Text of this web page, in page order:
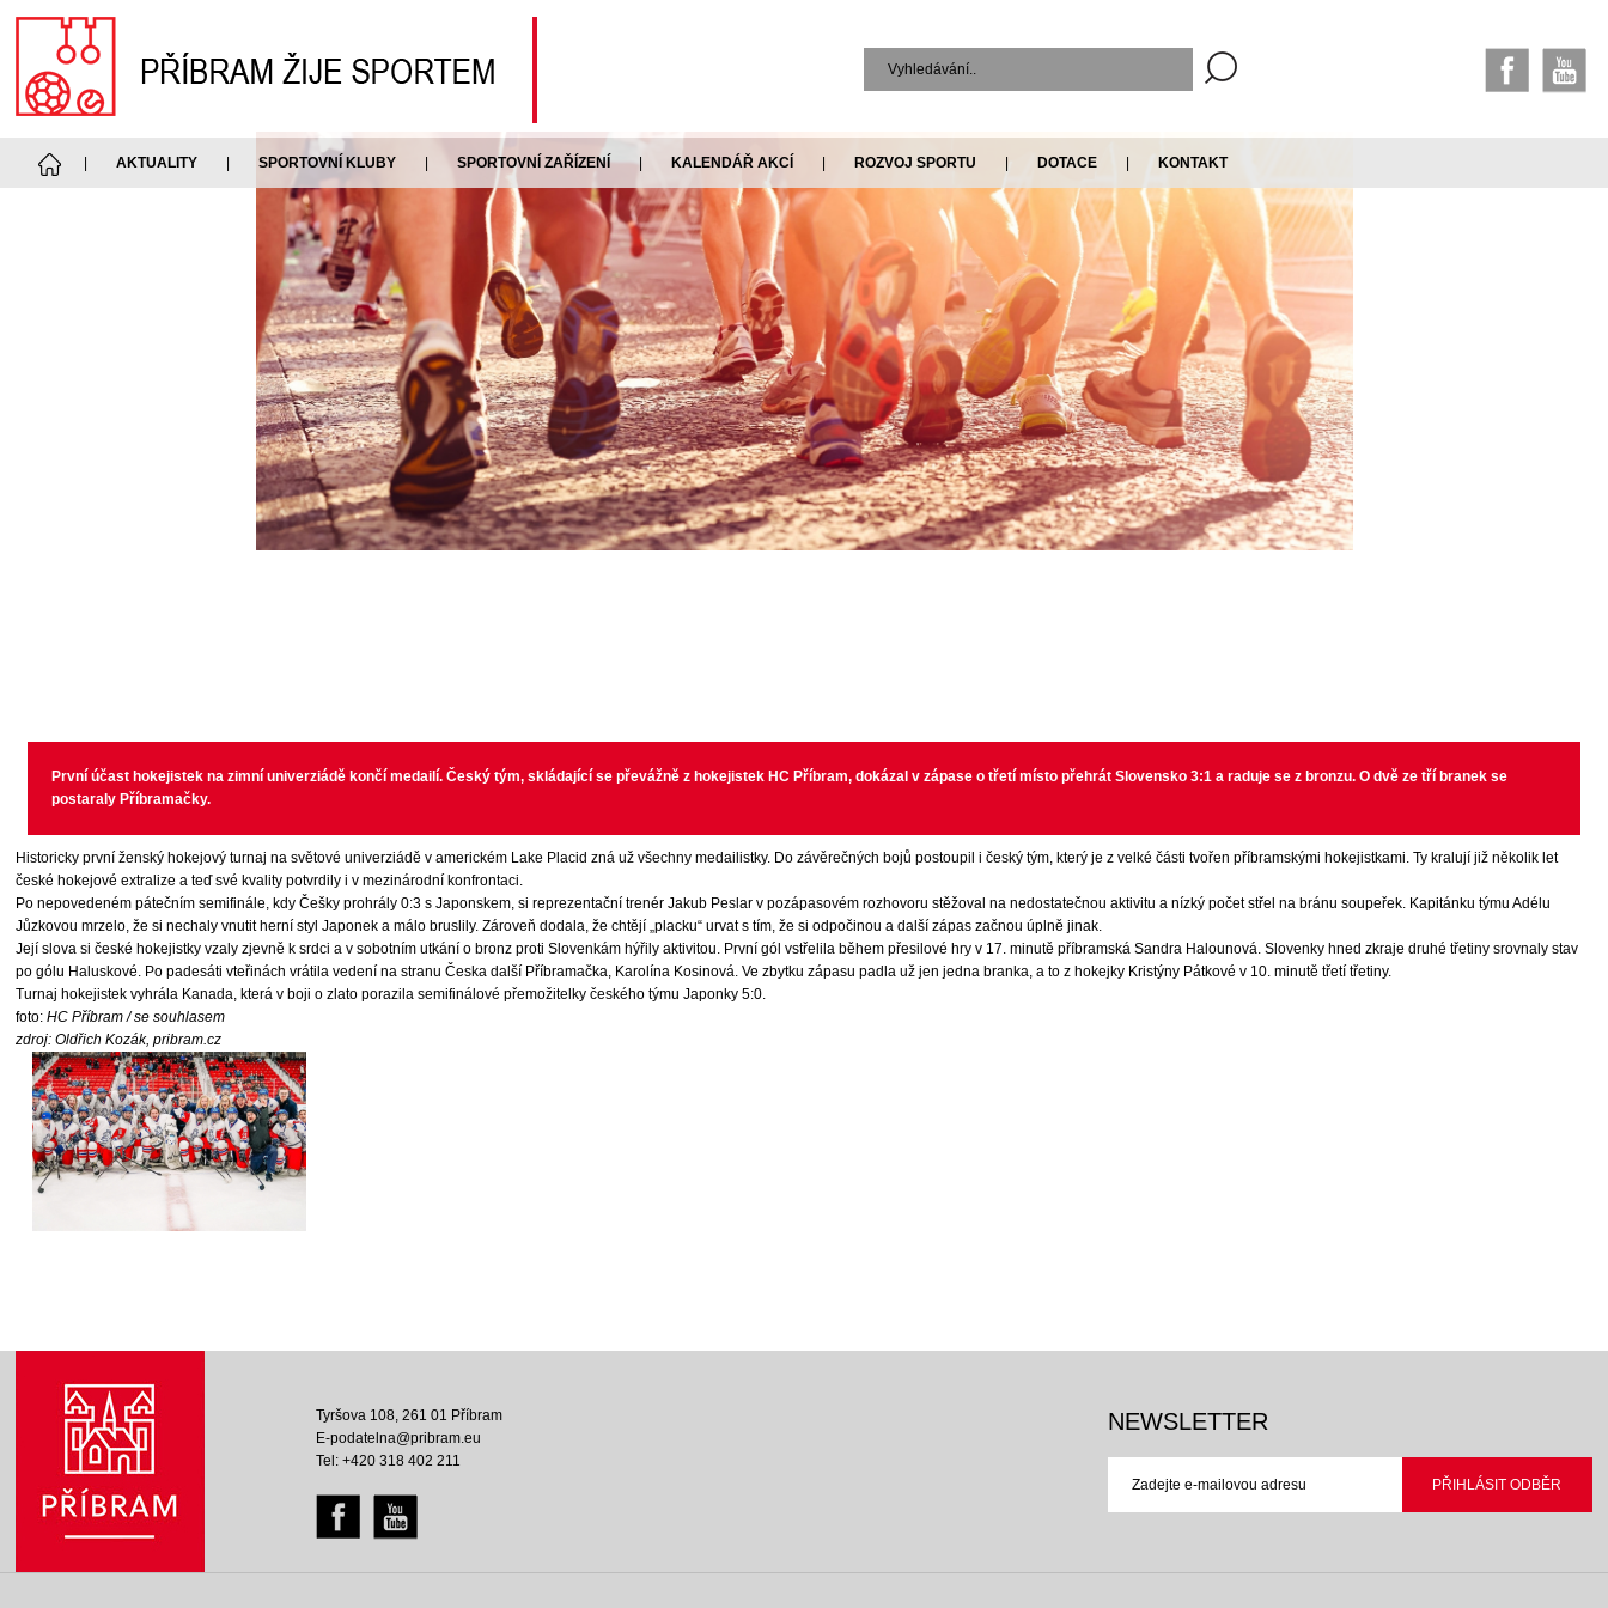
AKTUALITY SPORTOVNÍ KLUBY SPORTOVNÍ ZAŘÍZENÍ KALENDÁŘ AKCÍ ROZVOJ SPORTU DOTACE KONTAKT
První účast hokejistek na zimní univerziádě končí medailí. Český tým, skládající se převážně z hokejistek HC Příbram, dokázal v zápase o třetí místo přehrát Slovensko 3:1 a raduje se z bronzu. O dvě ze tří branek se
postaraly Příbramačky.
Historicky první ženský hokejový turnaj na světové univerziádě v americkém Lake Placid zná už všechny medailistky. Do závěrečných bojů postoupil i český tým, který je z velké části tvořen příbramskými hokejistkami. Ty kralují již několik let
české hokejové extralize a teď své kvality potvrdily i v mezinárodní konfrontaci.
Po nepovedeném pátečním semifinále, kdy Češky prohrály 0:3 s Japonskem, si reprezentační trenér Jakub Peslar v pozápasovém rozhovoru stěžoval na nedostatečnou aktivitu a nízký počet střel na bránu soupeřek. Kapitánku týmu Adélu
Jůzkovou mrzelo, že si nechaly vnutit herní styl Japonek a málo bruslily. Zároveň dodala, že chtějí „placku“ urvat s tím, že si odpočinou a další zápas začnou úplně jinak.
Její slova si české hokejistky vzaly zjevně k srdci a v sobotním utkání o bronz proti Slovenkám hýřily aktivitou. První gól vstřelila během přesilové hry v 17. minutě příbramská Sandra Halounová. Slovenky hned zkraje druhé třetiny srovnaly stav
po gólu Haluskové. Po padesáti vteřinách vrátila vedení na stranu Česka další Příbramačka, Karolína Kosinová. Ve zbytku zápasu padla už jen jedna branka, a to z hokejky Kristýny Pátkové v 10. minutě třetí třetiny.
Turnaj hokejistek vyhrála Kanada, která v boji o zlato porazila semifinálové přemožitelky českého týmu Japonky 5:0.
foto: HC Příbram / se souhlasem
zdroj: Oldřich Kozák, pribram.cz
Tyršova 108, 261 01 Příbram
E-podatelna@pribram.eu
Tel: +420 318 402 211
NEWSLETTER